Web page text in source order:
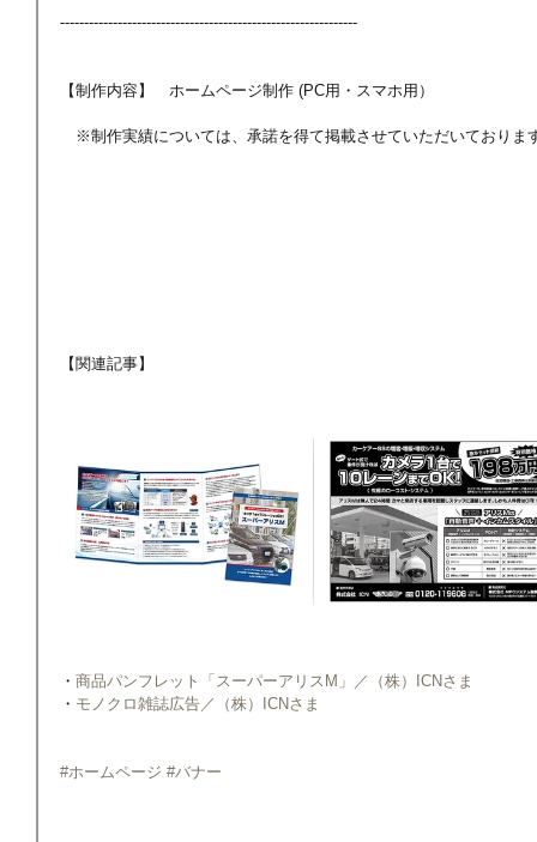
--------------------------------------------------------------
【制作内容】　ホームページ制作 (PC用・スマホ用）
※制作実績については、承諾を得て掲載させていただいておりま
【関連記事】
・ 商品パンフレット「スーパーアリスM」／（株）ICNさま
・ モノクロ雑誌広告／（株）ICNさま
#ホームページ #バナー